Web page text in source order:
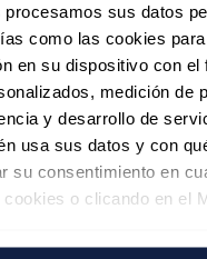
procesamos sus datos
como las cookies para
en su dispositivo con el
medición de
y desarrollo de
usa sus datos y con
su consentimiento en
o clicando en el
un 1,4 %, a
de acuerdo